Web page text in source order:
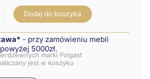
Dodaj do koszyka
- przy zamówieniu mebli
5000zł.
marki Polgast
jest w koszyku